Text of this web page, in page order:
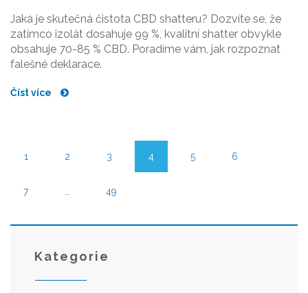
Jaká je skutečná čistota CBD shatteru? Dozvíte se, že
zatímco izolát dosahuje 99 %, kvalitní shatter obvykle
obsahuje 70-85 % CBD. Poradíme vám, jak rozpoznat
falešné deklarace.
Číst více
1 2 3 4 5 6
7 … 49
Kategorie